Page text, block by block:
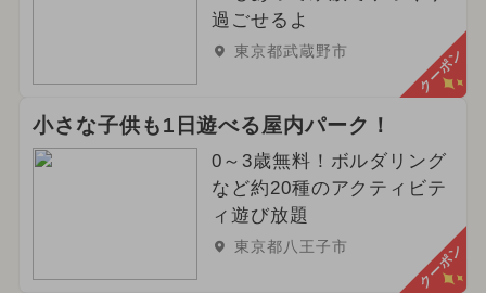
過ごせるよ
東京都武蔵野市 クーポン
小さな子供も1日遊べる屋内パーク！
0～3歳無料！ボルダリング
など約20種のアクティビテ
ィ遊び放題
東京都八王子市 クーポン